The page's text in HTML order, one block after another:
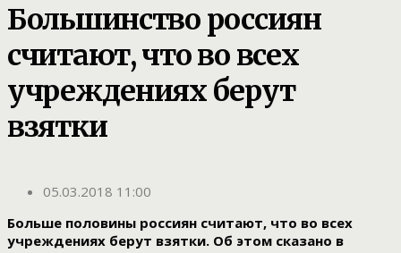
Большинство россиян
считают, что во всех
учреждениях берут
взятки
05.03.2018 11:00
Больше половины россиян считают, что во всех
учреждениях берут взятки. Об этом сказано в